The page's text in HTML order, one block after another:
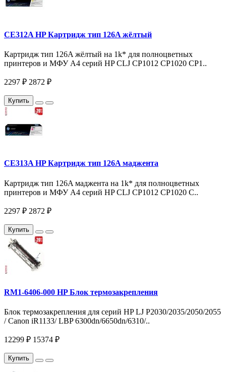
CE312A HP Картридж тип 126A жёлтый
Картридж тип 126A жёлтый на 1k* для полноцветных
принтеров и МФУ A4 серий HP CLJ CP1012 CP1020 CP1..
2297 ₽ 2872 ₽
Купить
CE313A HP Картридж тип 126A маджента
Картридж тип 126A маджента на 1k* для полноцветных
принтеров и МФУ A4 серий HP CLJ CP1012 CP1020 C..
2297 ₽ 2872 ₽
Купить
RM1-6406-000 HP Блок термозакрепления
Блок термозакрепления для серий HP LJ P2030/2035/2050/2055
/ Canon iR1133/ LBP 6300dn/6650dn/6310/..
12299 ₽ 15374 ₽
Купить